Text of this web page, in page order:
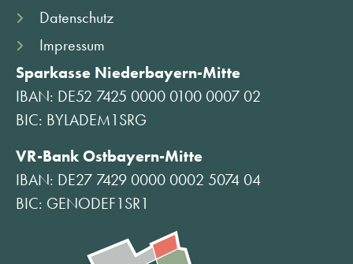
Datenschutz
Impressum
Sparkasse Niederbayern-Mitte
IBAN: DE52 7425 0000 0100 0007 02
BIC: BYLADEM1SRG
VR-Bank Ostbayern-Mitte
IBAN: DE27 7429 0000 0002 5074 04
BIC: GENODEF1SR1